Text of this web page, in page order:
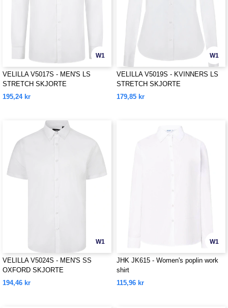
W1
VELILLA V5017S - MEN'S LS
STRETCH SKJORTE
195,24 kr
W1
VELILLA V5019S - KVINNERS LS
STRETCH SKJORTE
179,85 kr
W1
VELILLA V5024S - MEN'S SS
OXFORD SKJORTE
194,46 kr
W1
JHK JK615 - Women's poplin work
shirt
115,96 kr